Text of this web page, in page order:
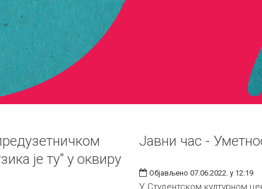
је ту" у оквиру
Јавни час -
Објављено 07.06.2022. у 12:19
У Студентском културном